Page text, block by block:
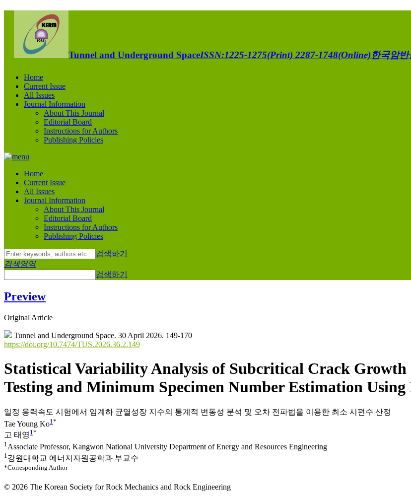
Tunnel and Underground SpaceISSN:1225-1275(Print) 2287-1748(Online) 한국암
Home
Current Issue
All Issues
Journal Information
About This Journal
Editorial Board
Instructions for Authors
Publishing Policies
Home
Current Issue
All Issues
Journal Information
About This Journal
Editorial Board
Instructions for Authors
Publishing Policies
검색하기
검색영역
검색하기
Preview
Original Article
Tunnel and Underground Space. 30 April 2026. 149-170
https://doi.org/10.7474/TUS.2026.36.2.149
Statistical Variability Analysis of Subcritical Crack Growth
Testing and Minimum Specimen Number Estimation
일정 응력속도 시험에서 임계하 균열성장 지수의 통계적 변동성 분석 및 오차 전파법을 이용한 최소 시편수 산정
Tae Young Ko1 *
고 태영 1 *
1Associate Professor, Kangwon National University Department of Energy and Resources Engineering
1 강원대학교 에너지자원공학과 부교수
*Corresponding Author
© 2026 The Korean Society for Rock Mechanics and Rock Engineering